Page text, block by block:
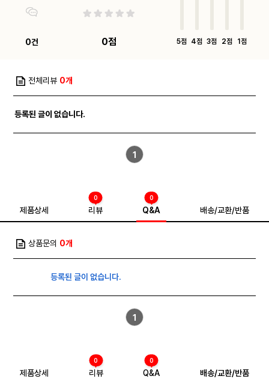
0건 0점 5점 4점 3점 2점 1점
전체리뷰 0개
등록된 글이 없습니다.
1
제품상세 리뷰
0
Q&A
0
배송/교환/반품
상품문의 0개
등록된 글이 없습니다.
1
제품상세 리뷰
0
Q&A
0
배송/교환/반품